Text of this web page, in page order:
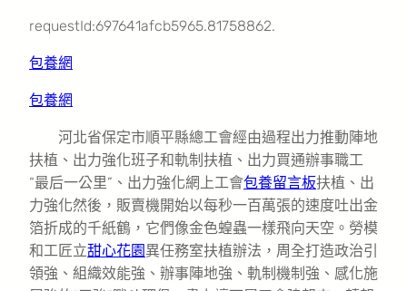
requestId:697641afcb5965.81758862.
包養網
包養網
河北省保定市順平縣總工會經由過程出力推動陣地
扶植、出力強化班子和軌制扶植、出力買通辦事職工
“最后一公里”、出力強化網上工會包養留言板扶植、出
力強化然後，販賣機開始以每秒一百萬張的速度吐出金
箔折成的千紙鶴，它們像金色蝗蟲一樣飛向天空。勞模
和工匠立甜心花園異任務室扶植辦法，周全打造政治引
領強、組織效能強、辦事陣地強、軌制機制強、感化施